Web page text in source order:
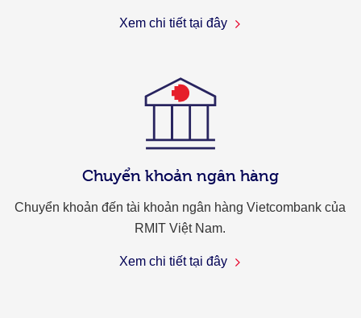
Xem chi tiết tại đây
Chuyển khoản ngân hàng
Chuyển khoản đến tài khoản ngân hàng Vietcombank của
RMIT Việt Nam.
Xem chi tiết tại đây